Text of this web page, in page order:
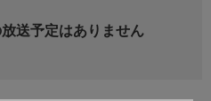
送予定はありません